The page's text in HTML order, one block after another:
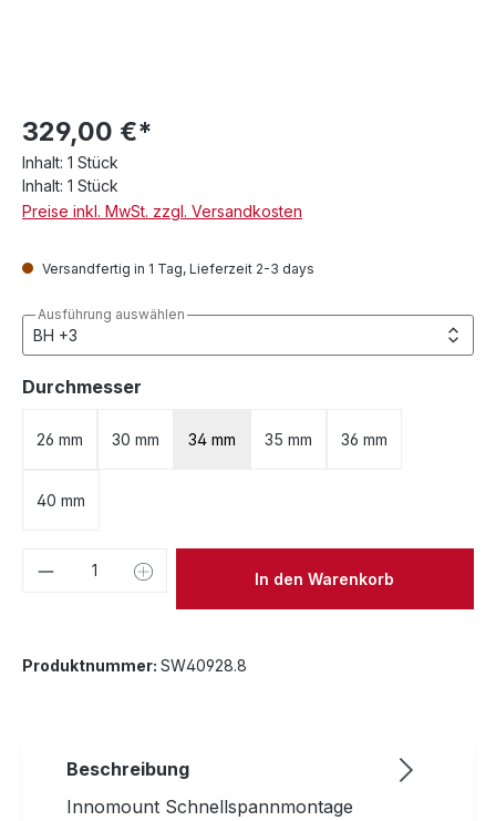
329,00 €*
Inhalt: 1 Stück
Inhalt: 1 Stück
Preise inkl. MwSt. zzgl. Versandkosten
Versandfertig in 1 Tag, Lieferzeit 2-3 days
Ausführung auswählen
Durchmesser
26 mm 30 mm 34 mm 35 mm 36 mm
40 mm
Produkt Anzahl: Gib denIn den Warenkorb
Produktnummer: SW40928.8
Beschreibung
Innomount Schnellspannmontage